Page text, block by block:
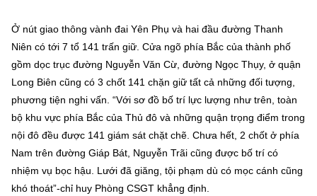
Ở nút giao thông vành đai Yên Phụ và hai đầu đường Thanh
Niên có tới 7 tổ 141 trấn giữ. Cửa ngõ phía Bắc của thành phố
gồm dọc trục đường Nguyễn Văn Cừ, đường Ngọc Thụy, ở quận
Long Biên cũng có 3 chốt 141 chặn giữ tất cả những đối tượng,
phương tiện nghi vấn. “Với sơ đồ bố trí lực lượng như trên, toàn
bộ khu vực phía Bắc của Thủ đô và những quận trọng điểm trong
nội đô đều được 141 giám sát chặt chẽ. Chưa hết, 2 chốt ở phía
Nam trên đường Giáp Bát, Nguyễn Trãi cũng được bố trí có
nhiệm vụ bọc hậu. Lưới đã giăng, tội phạm dù có mọc cánh cũng
khó thoát”-chỉ huy Phòng CSGT khẳng định.